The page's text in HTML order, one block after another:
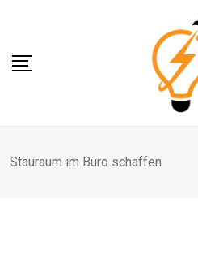
content
Stauraum im Büro schaffen